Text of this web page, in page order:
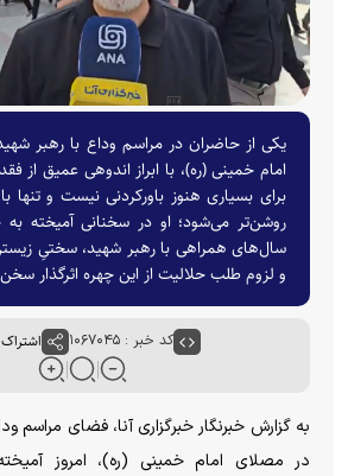
یکی از حاضران در مراسم وداع با رهبر
امام خمینی (ره)، با ابراز اندوهی عمیق از
برای بسیاری هنوز باورکردنی نیست و تنها
روشن‌تر می‌شود؛ او در سخنانی آمیخته
سال‌های همراهی با رهبر شهید، سختیِ
و لزوم طلب حلالیت از این چهره اثرگذار
کد خبر : ۱۰۶۷۰۴۵
به گزارش خبرنگار خبرگزاری آنا، فضای مراسم
در مصلای امام خمینی (ره)، امروز